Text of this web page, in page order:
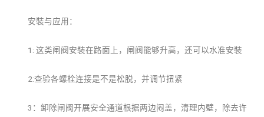
安裝与应用：
1: 这类闸阀安裝在路面上，闸阀能够升高，还可以水准安裝
2:查验各螺栓连接是不是松脱，并调节扭紧
3：卸除闸阀开展安全通道根据两边闷盖，清理内壁，除去许